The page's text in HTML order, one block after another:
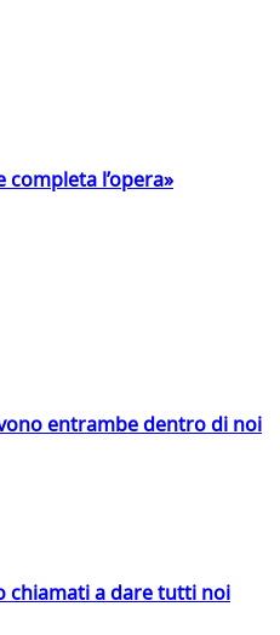
l’opera»
entrambe dentro di noi
chiamati a dare tutti noi